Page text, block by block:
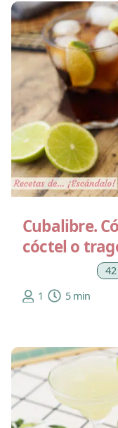
Cubalibre.
cóctel o
1
5 min